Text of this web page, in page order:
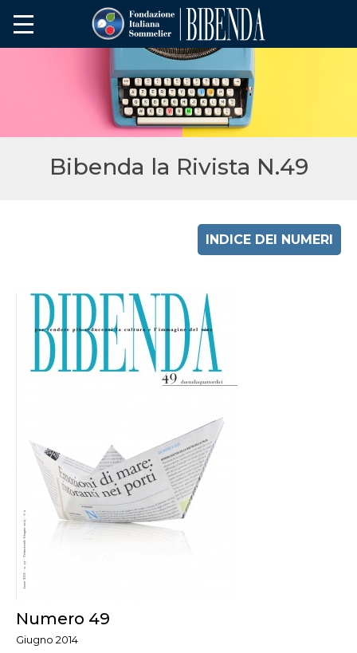
Bibenda la Rivista N.49
INDICE DEI NUMERI
Numero 49
Giugno 2014